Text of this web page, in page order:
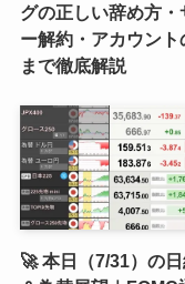
グの正しい辞め方・
ー解約・アカウント
まで徹底解説
🚀 本日（7/31）の